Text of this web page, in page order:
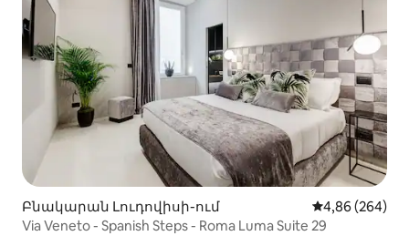
Բնակարան Լուդովիսի-ում Միջին
4,86 (264)
Via Veneto - Spanish Steps - Roma Luma Suite 29